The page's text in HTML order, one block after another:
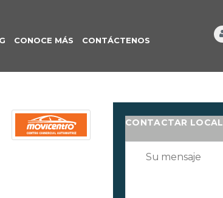
CONOCE MÁS CONTÁCTENOS
CONTACTAR LOCAL